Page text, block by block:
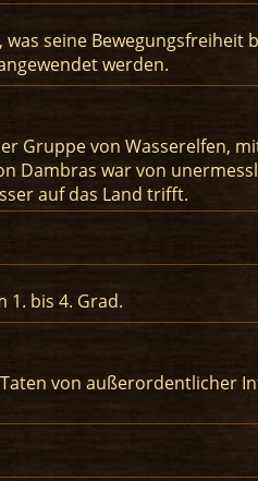
seine Bewegungsfreiheit
werden.
Gruppe von Wasserelfen,
Dambras war von
auf das Land trifft.
1. bis 4. Grad.
von außerordentlicher